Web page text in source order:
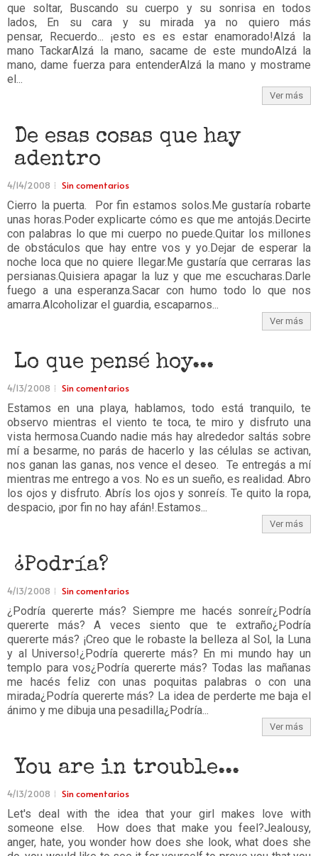
que soltar, Buscando su cuerpo y su sonrisa en todos
lados, En su cara y su mirada ya no quiero más
pensar, Recuerdo... ¡esto es es estar enamorado!Alzá la
mano TackarAlzá la mano, sacame de este mundoAlzá la
mano, dame fuerza para entenderAlzá la mano y mostrame
el...
Ver más
De esas cosas que hay
adentro
4/14/2008 Sin comentarios
Cierro la puerta. Por fin estamos solos.Me gustaría robarte
unas horas.Poder explicarte cómo es que me antojás.Decirte
con palabras lo que mi cuerpo no puede.Quitar los millones
de obstáculos que hay entre vos y yo.Dejar de esperar la
noche loca que no quiere llegar.Me gustaría que cerraras las
persianas.Quisiera apagar la luz y que me escucharas.Darle
fuego a una esperanza.Sacar con humo todo lo que nos
amarra.Alcoholizar el guardia, escaparnos...
Ver más
Lo que pensé hoy...
4/13/2008 Sin comentarios
Estamos en una playa, hablamos, todo está tranquilo, te
observo mientras el viento te toca, te miro y disfruto una
vista hermosa.Cuando nadie más hay alrededor saltás sobre
mí a besarme, no parás de hacerlo y las células se activan,
nos ganan las ganas, nos vence el deseo. Te entregás a mí
mientras me entrego a vos. No es un sueño, es realidad. Abro
los ojos y disfruto. Abrís los ojos y sonreís. Te quito la ropa,
despacio, ¡por fin no hay afán!.Estamos...
Ver más
¿Podría?
4/13/2008 Sin comentarios
¿Podría quererte más? Siempre me hacés sonreír¿Podría
quererte más? A veces siento que te extraño¿Podría
quererte más? ¡Creo que le robaste la belleza al Sol, la Luna
y al Universo!¿Podría quererte más? En mi mundo hay un
templo para vos¿Podría quererte más? Todas las mañanas
me hacés feliz con unas poquitas palabras o con una
mirada¿Podría quererte más? La idea de perderte me baja el
ánimo y me dibuja una pesadilla¿Podría...
Ver más
You are in trouble...
4/13/2008 Sin comentarios
Let's deal with the idea that your girl makes love with
someone else. How does that make you feel?Jealousy,
anger, hate, you wonder how does she look, what does she